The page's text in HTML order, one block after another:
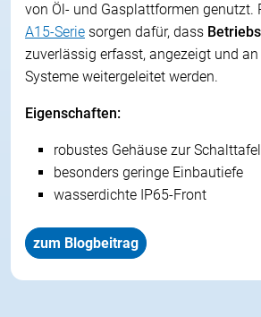
von Öl- und Gasplattformen genutzt.
A15-Serie sorgen dafür, dass
zuverlässig erfasst, angezeigt und
Systeme weitergeleitet werden.
Eigenschaften:
robustes Gehäuse zur
besonders geringe Einbautiefe
wasserdichte IP65-Front
zum Blogbeitrag